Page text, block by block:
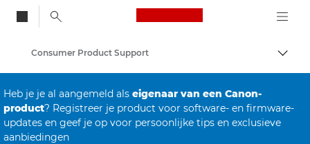
Canon Logo, back
Consumer Product Support
Heb je je al aangemeld als eigenaar van een Canon-
product? Registreer je product voor software- en firmware-
updates en geef je op voor persoonlijke tips en exclusieve
aanbiedingen